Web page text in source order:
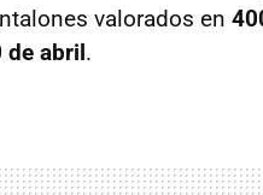
valorados en
de abril.